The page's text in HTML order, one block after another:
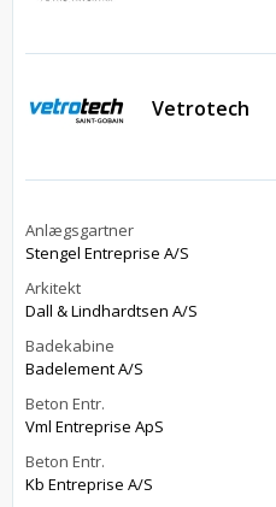
Vetrotech
Anlægsgartner
Stengel Entreprise A/S
Arkitekt
Dall & Lindhardtsen A/S
Badekabine
Badelement A/S
Beton Entr.
Vml Entreprise ApS
Beton Entr.
Kb Entreprise A/S